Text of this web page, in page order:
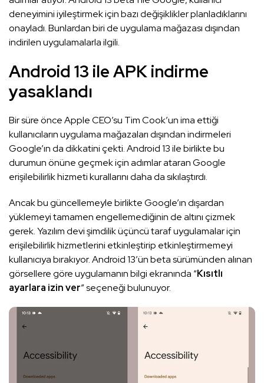
deneyimini iyileştirmek için bazı değişiklikler planladıklarını
onayladı. Bunlardan biri de uygulama mağazası dışından
indirilen uygulamalarla ilgili.
Android 13 ile APK indirme
yasaklandı
Bir süre önce Apple CEO’su Tim Cook’un ima ettiği
kullanıcıların uygulama mağazaları dışından indirmeleri
Google’ın da dikkatini çekti. Android 13 ile birlikte bu
durumun önüne geçmek için adımlar ataran Google
erişilebilirlik hizmeti kurallarını daha da sıkılaştırdı.
Ancak bu güncellemeyle birlikte Google’ın dışardan
yüklemeyi tamamen engellemediğinin de altını çizmek
gerek. Yazılım devi şimdilik üçüncü taraf uygulamalar için
erişilebilirlik hizmetlerini etkinleştirip etkinleştirmemeyi
kullanıcıya bırakıyor. Android 13’ün beta sürümünden alınan
görsellere göre uygulamanın bilgi ekranında “Kısıtlı
ayarlara izin ver” seçeneği bulunuyor.